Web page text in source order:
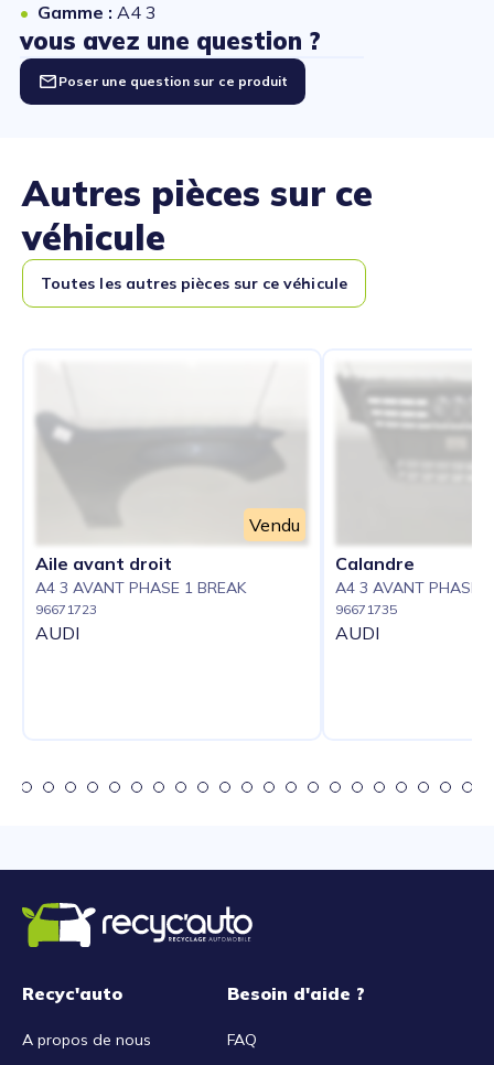
Gamme : A4 3
vous avez une question ?
Poser une question sur ce produit
Autres pièces sur ce
véhicule
Toutes les autres pièces sur ce véhicule
Vendu
Aile avant droit
A4 3 AVANT PHASE 1 BREAK
96671723
AUDI
Calandre
A4 3 AVANT PHASE
96671735
AUDI
Recyc'auto
A propos de nous
Besoin d'aide ?
FAQ